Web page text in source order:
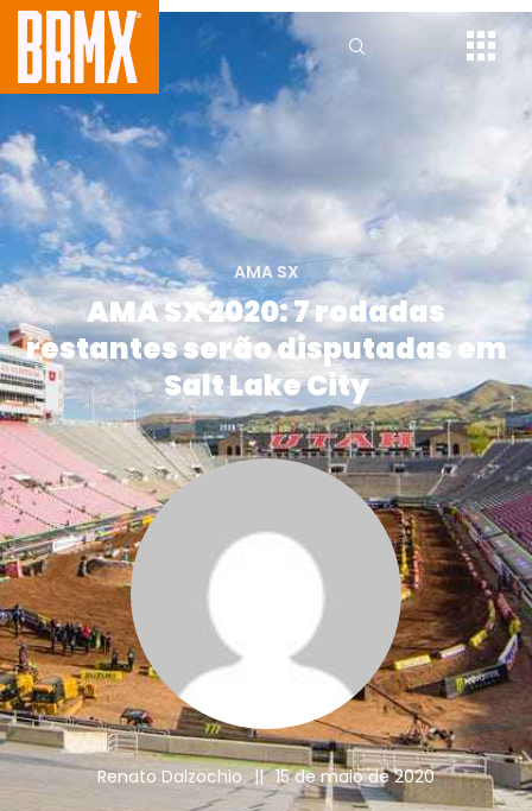
AMA SX
AMA SX 2020: 7 rodadas
restantes serão disputadas em
Salt Lake City
Renato Dalzochio || 15 de maio de 2020